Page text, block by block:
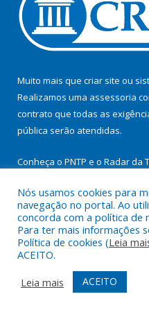
Muito mais que criar site ou
Realizamos uma assessoria
contrato que todas as
pública serão atendidas.
Conheça o PNTP e o Radar da
Todos os direitos
Mapa do Site
Acessar
Acessar Webmail
Nós usamos cookies para
navegação no portal. Ao
concorda com a política de
Para ter mais informações
Política de cookies (Leia
ACEITO.
Leia mais
ACEITO